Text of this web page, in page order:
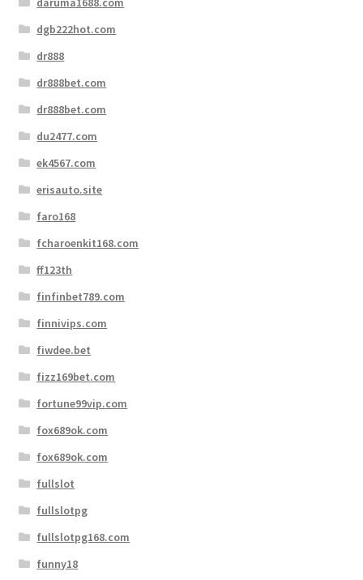
dgb222hot.com
dr888
dr888bet.com
dr888bet.com
du2477.com
ek4567.com
erisauto.site
faro168
fcharoenkit168.com
ff123th
finfinbet789.com
finnivips.com
fiwdee.bet
fizz169bet.com
fortune99vip.com
fox689ok.com
fox689ok.com
fullslot
fullslotpg
fullslotpg168.com
funny18